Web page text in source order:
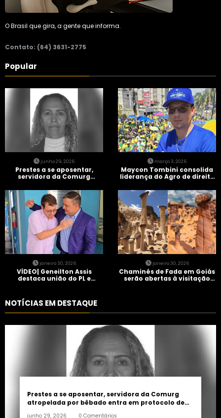
O Brasil que gira, a gente que informa.
Contato: (64) 3631-2775
Popular
junho 29, 2026
Prestes a se aposentar,
servidora da Comurg
entra em protocolo de
morte encefálica
março 3, 2026
Maycon Tombini consolida
liderança do Agro de direita
Brasil” em Goiânia
janeiro 30, 2026
VÍDEO| Geneilton Assis
destaca união do PL e
janeiro 30, 2026
Chaminés de Fada em Goiás
serão abertas à visitação
NOTÍCIAS EM DESTAQUE
Prestes a se aposentar, servidora da Comurg
atropelada por bêbado entra em protocolo de
junho 29, 2026 0 Comentários